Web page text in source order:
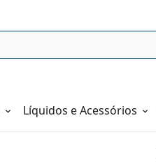
Líquidos e Acessórios